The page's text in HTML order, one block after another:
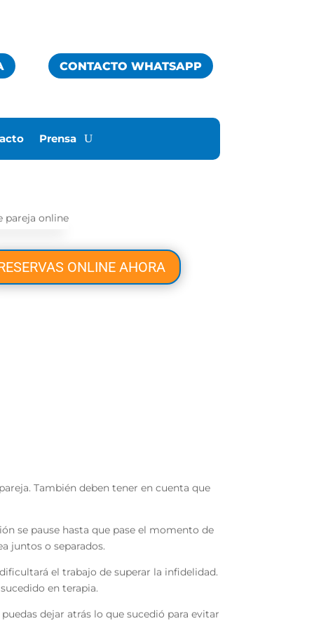
CONTACTO WHATSAPP
Prensa
ONLINE AHORA
También deben tener en cuenta que
se pause hasta que pase el momento de
juntos o separados.
el trabajo de superar la infidelidad.
en terapia.
dejar atrás lo que sucedió para evitar